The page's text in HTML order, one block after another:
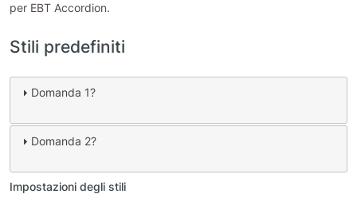
per EBT Accordion.
Stili predefiniti
Domanda 1?
Domanda 2?
Impostazioni degli stili